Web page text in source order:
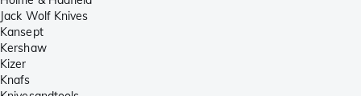
Jack Wolf Knives
Kansept
Kershaw
Kizer
Knafs